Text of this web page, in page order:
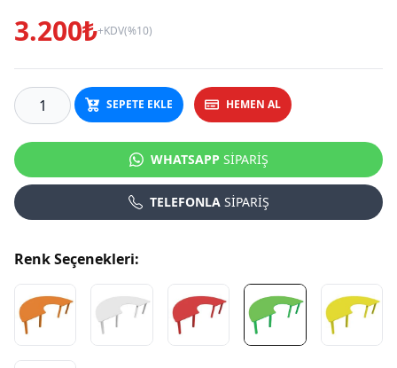
3.200₺+KDV(%10)
SEPETE EKLE HEMEN AL
WHATSAPP SİPARİŞ
TELEFONLA SİPARİŞ
Renk Seçenekleri: